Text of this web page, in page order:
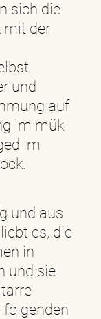
sich die
mit der
und
auf
im mük
im
und aus
es, die
in
und sie